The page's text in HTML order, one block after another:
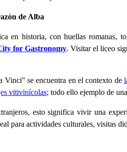
de Alba
en historia, con huellas romanas,
for Gastronomy. Visitar el liceo
Vinci" se encuentra en el contexto de
vitivinícolas; todo ello ejemplo de
esto significa vivir una
para actividades culturales, visitas